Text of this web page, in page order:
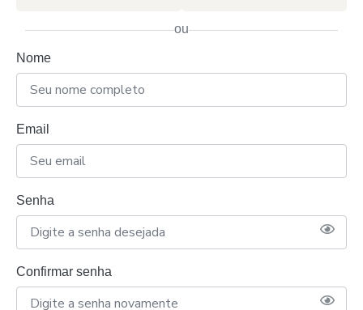
ou
Nome
Email
Senha
Confirmar senha